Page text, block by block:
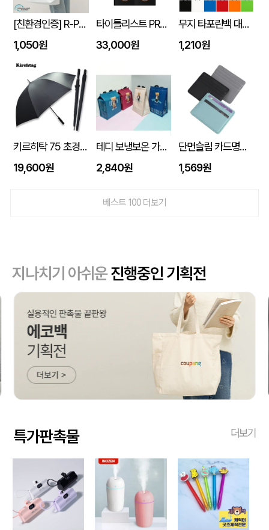
[친환경인증] R-PET 고밀도 리유저블백 (검정내피/170g)(S~XL)
1,050원
타이틀리스트 PRO V1 6구세트 (45X95X135mm)
33,000원
무지 타포린백 대형 (42x40x23) 타포린가방 시장가방 보조가방 // 인쇄제작가능
1,210원
키르히탁 75 초경량 올카본 UV 암막우산
19,600원
테디 보냉보온 가방 10L (270x170x350mm)
2,840원
단면슬림 카드명함지갑
1,569원
베스트 100 더보기
지나치기 아쉬운진행중인 기획전
특가판촉물 더보기